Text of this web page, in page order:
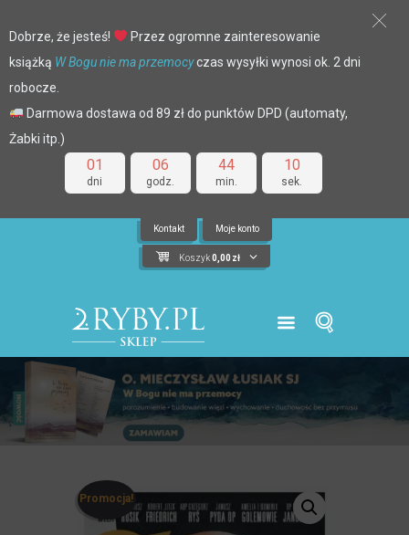
01
dni
06
godz.
44
min.
10
sek.
Dobrze, że jesteś!
Przez ogromne zainteresowanie
książką W Bogu nie ma przemocyczas wysyłki wynosi ok. 2 dni
robocze.
Darmowa dostawa od 89 zł do punktów DPD (automaty,
Żabki itp.)
Kontakt Moje konto
Koszyk 0,00 zł
Promocja!